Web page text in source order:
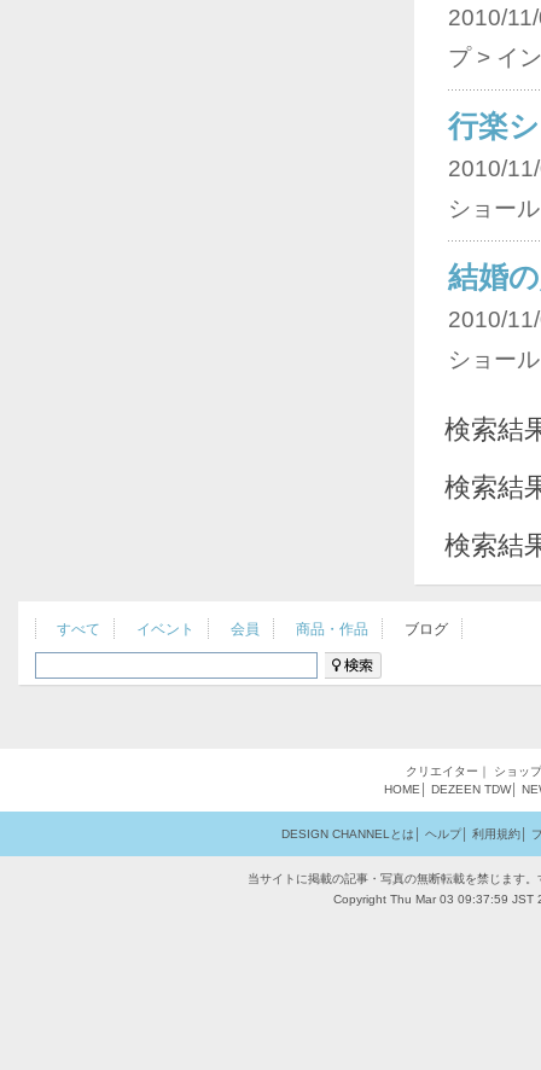
2010/
プ > イ
行楽
2010/
ショー
結婚
2010/
ショー
検索結
検索結
検索結
すべて イベント 会員 商品・作品 ブログ
クリエイター ｜ ショップ
HOME
DEZEEN TDW│
DESIGN CHANNELとは ヘルプ│ 利用規約│
当サイトに掲載の記事・写真の無断転載を禁じます
Copyright Thu Mar 03 09:37:59 JST